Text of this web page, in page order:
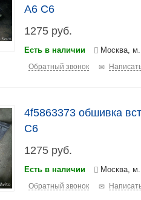
A6 C6
1275 руб.
Есть в наличии Москва,
Обратный звонок
4f5863373 обшивка
С6
1275 руб.
Есть в наличии Москва,
Обратный звонок